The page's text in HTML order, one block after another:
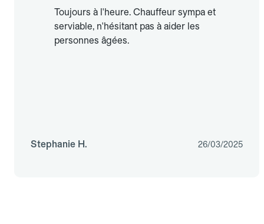
Toujours à l'heure. Chauffeur sympa et
serviable, n'hésitant pas à aider les
personnes âgées.
Stephanie H. 26/03/2025